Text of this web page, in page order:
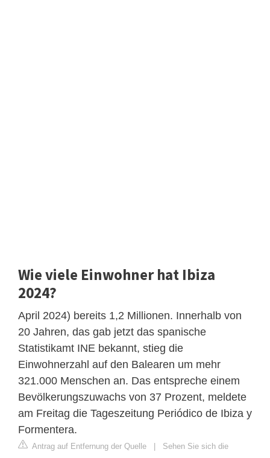
Wie viele Einwohner hat Ibiza
2024?
April 2024) bereits 1,2 Millionen. Innerhalb von
20 Jahren, das gab jetzt das spanische
Statistikamt INE bekannt, stieg die
Einwohnerzahl auf den Balearen um mehr
321.000 Menschen an. Das entspreche einem
Bevölkerungszuwachs von 37 Prozent, meldete
am Freitag die Tageszeitung Periódico de Ibiza y
Formentera.
Antrag auf Entfernung der Quelle | Sehen Sie sich die